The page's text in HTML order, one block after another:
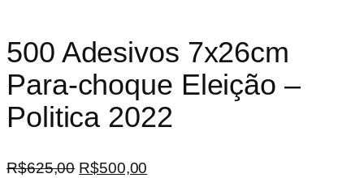
500 Adesivos 7x26cm
Para-choque Eleição –
Politica 2022
R$625,00 O
R$500,00